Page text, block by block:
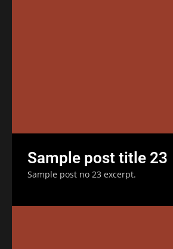
Sample post title 23
Sample post no 23 excerpt.